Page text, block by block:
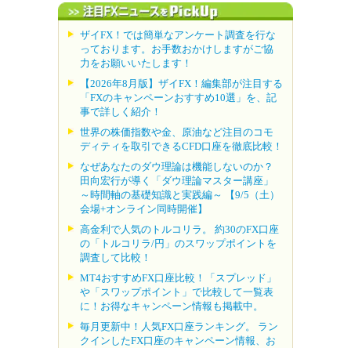
ザイFX！では簡単なアンケート調査を行な
っております。お手数おかけしますがご協
力をお願いいたします！
【2026年8月版】ザイFX！編集部が注目する
「FXのキャンペーンおすすめ10選」を、記
事で詳しく紹介！
世界の株価指数や金、原油など注目のコモ
ディティを取引できるCFD口座を徹底比較！
なぜあなたのダウ理論は機能しないのか？
田向宏行が導く「ダウ理論マスター講座」
～時間軸の基礎知識と実践編～ 【9/5（土）
会場+オンライン同時開催】
高金利で人気のトルコリラ。 約30のFX口座
の「トルコリラ/円」のスワップポイントを
調査して比較！
MT4おすすめFX口座比較！「スプレッド」
や「スワップポイント」で比較して一覧表
に！お得なキャンペーン情報も掲載中。
毎月更新中！人気FX口座ランキング。 ラン
クインしたFX口座のキャンペーン情報、お